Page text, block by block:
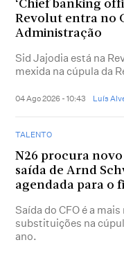
‘Chief banking
Revolut entra no
Administração
Sid Jajodia está na
mexida na cúpula da
04 Ago 2026 - 10:43 Luís
TALENTO
N26 procura novo
saída de Arnd
agendada para o
Saída do CFO é a
substituições na
ano.